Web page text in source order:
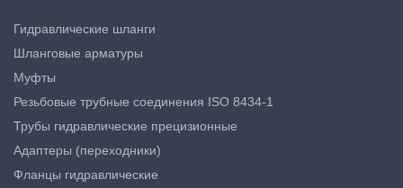
Гидравлические шланги
Шланговые арматуры
Муфты
Резьбовые трубные соединения ISO 8434-1
Трубы гидравлические прецизионные
Адаптеры (переходники)
Фланцы гидравлические